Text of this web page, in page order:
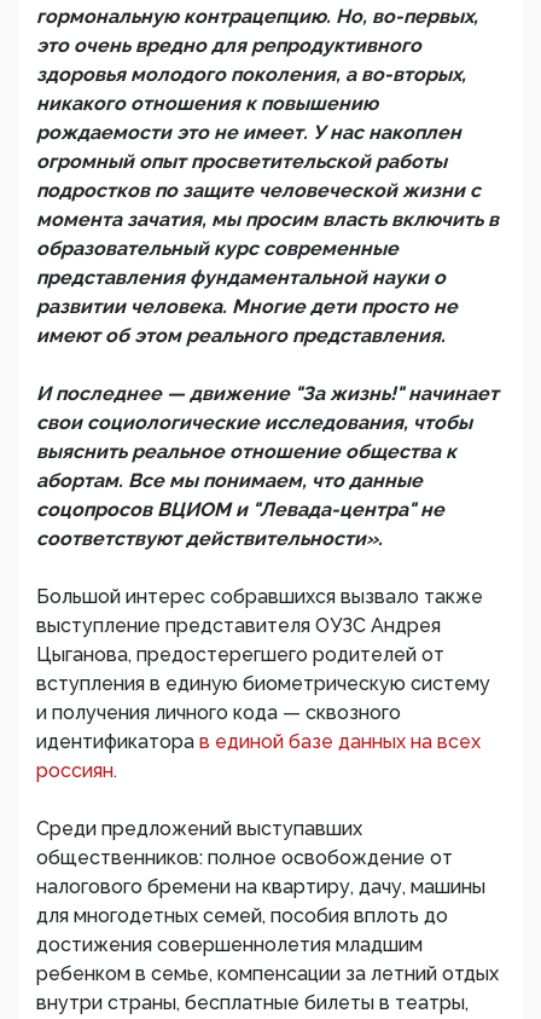
гормональную контрацепцию. Но, во-первых,
это очень вредно для репродуктивного
здоровья молодого поколения, а во-вторых,
никакого отношения к повышению
рождаемости это не имеет. У нас накоплен
огромный опыт просветительской работы
подростков по защите человеческой жизни с
момента зачатия, мы просим власть включить в
образовательный курс современные
представления фундаментальной науки о
развитии человека. Многие дети просто не
имеют об этом реального представления.
И последнее — движение "За жизнь!" начинает
свои социологические исследования, чтобы
выяснить реальное отношение общества к
абортам. Все мы понимаем, что данные
соцопросов ВЦИОМ и "Левада-центра" не
соответствуют действительности».
Большой интерес собравшихся вызвало также
выступление представителя ОУЗС Андрея
Цыганова, предостерегшего родителей от
вступления в единую биометрическую систему
и получения личного кода — сквозного
идентификатора в единой базе данных на всех
россиян.
Среди предложений выступавших
общественников: полное освобождение от
налогового бремени на квартиру, дачу, машины
для многодетных семей, пособия вплоть до
достижения совершеннолетия младшим
ребенком в семье, компенсации за летний отдых
внутри страны, бесплатные билеты в театры,